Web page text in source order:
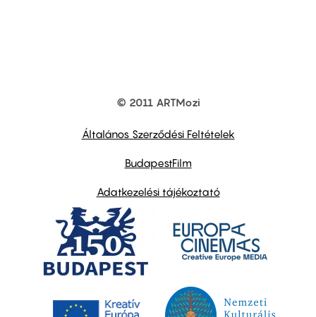
© 2011 ARTMozi
Általános Szerződési Feltételek
BudapestFilm
Adatkezelési tájékoztató